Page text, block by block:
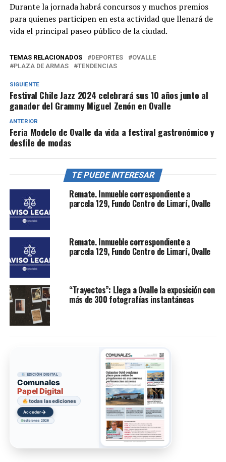
Durante la jornada habrá concursos y muchos premios
para quienes participen en esta actividad que llenará de
vida el principal paseo público de la ciudad.
TEMAS RELACIONADOS DEPORTES
OVALLE
PLAZA DE ARMAS
TENDENCIAS
SIGUIENTE
Festival Chile Jazz 2024 celebrará sus 10 años junto al
ganador del Grammy Miguel Zenón en Ovalle
ANTERIOR
Feria Modelo de Ovalle da vida a festival gastronómico y
desfile de modas
TE PUEDE INTERESAR
Remate. Inmueble correspondiente a
parcela 129, Fundo Centro de Limarí, Ovalle
Remate. Inmueble correspondiente a
parcela 129, Fundo Centro de Limarí, Ovalle
“Trayectos”: Llega a Ovalle la exposición con
más de 300 fotografías instantáneas
EDICIÓN DIGITAL
Comunales
Papel Digital
todas las ediciones
Acceder→
ediciones 2026